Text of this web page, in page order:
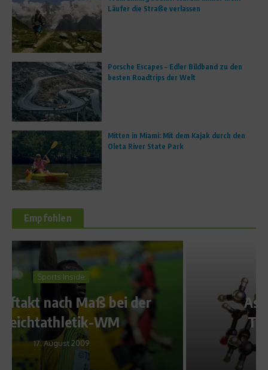
Läufer die Straße verlassen
Porsche Escapes – Edler Bildband zu den
besten Roadtrips der Welt
Mitten in Miami: Mit dem Kajak durch den
Oleta River State Park
Empfohlen
Asparaginsäure hebt
Testosteronspiegel
2. Juli 2010